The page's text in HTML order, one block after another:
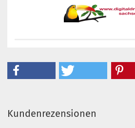
Kundenrezensionen